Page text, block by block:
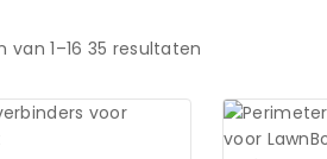
van 1–16 35 resultaten